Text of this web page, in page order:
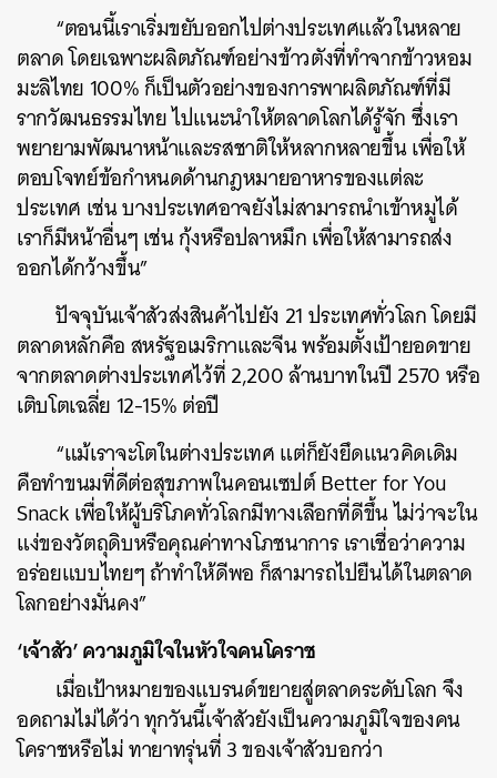
“ตอนนี้เราเริ่มขยับออกไปต่างประเทศแล้วในหลาย
ตลาด โดยเฉพาะผลิตภัณฑ์อย่างข้าวตังที่ทำจากข้าวหอม
มะลิไทย 100% ก็เป็นตัวอย่างของการพาผลิตภัณฑ์ที่มี
รากวัฒนธรรมไทย ไปแนะนำให้ตลาดโลกได้รู้จัก ซึ่งเรา
พยายามพัฒนาหน้าและรสชาติให้หลากหลายขึ้น เพื่อให้
ตอบโจทย์ข้อกำหนดด้านกฎหมายอาหารของแต่ละ
ประเทศ เช่น บางประเทศอาจยังไม่สามารถนำเข้าหมูได้
เราก็มีหน้าอื่นๆ เช่น กุ้งหรือปลาหมึก เพื่อให้สามารถส่ง
ออกได้กว้างขึ้น”
ปัจจุบันเจ้าสัวส่งสินค้าไปยัง 21 ประเทศทั่วโลก โดยมี
ตลาดหลักคือ สหรัฐอเมริกาและจีน พร้อมตั้งเป้ายอดขาย
จากตลาดต่างประเทศไว้ที่ 2,200 ล้านบาทในปี 2570 หรือ
เติบโตเฉลี่ย 12-15% ต่อปี
“แม้เราจะโตในต่างประเทศ แต่ก็ยังยึดแนวคิดเดิม
คือทำขนมที่ดีต่อสุขภาพในคอนเซปต์ Better for You
Snack เพื่อให้ผู้บริโภคทั่วโลกมีทางเลือกที่ดีขึ้น ไม่ว่าจะใน
แง่ของวัตถุดิบหรือคุณค่าทางโภชนาการ เราเชื่อว่าความ
อร่อยแบบไทยๆ ถ้าทำให้ดีพอ ก็สามารถไปยืนได้ในตลาด
โลกอย่างมั่นคง”
‘เจ้าสัว’ ความภูมิใจในหัวใจคนโคราช
เมื่อเป้าหมายของแบรนด์ขยายสู่ตลาดระดับโลก จึง
อดถามไม่ได้ว่า ทุกวันนี้เจ้าสัวยังเป็นความภูมิใจของคน
โคราชหรือไม่ ทายาทรุ่นที่ 3 ของเจ้าสัวบอกว่า